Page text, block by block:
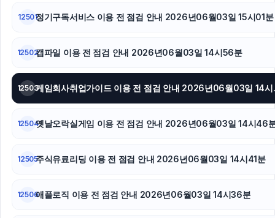
12501정기구독서비스 이용 전 점검 안내 2026년06월03일 15시01분
12502캡파일 이용 전 점검 안내 2026년06월03일 14시56분
12503 게임회
12504옛날오락실게임 이용 전 점검 안내 2026년06월03일 14시46
12505주식유료리딩 이용 전 점검 안내 2026년06월03일 14시41분
12506애플로직 이용 전 점검 안내 2026년06월03일 14시36분